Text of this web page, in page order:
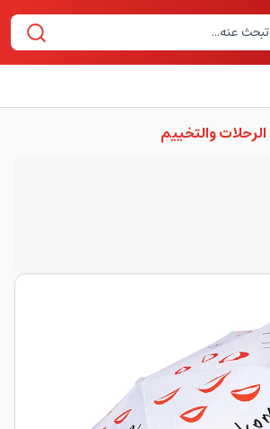
الرحلات والتخييم